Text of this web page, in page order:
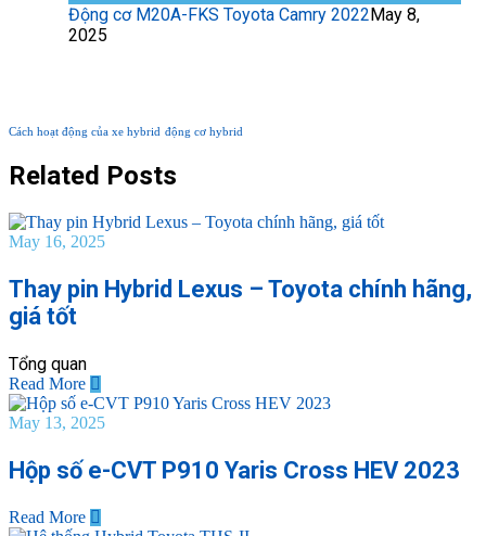
Động cơ M20A-FKS Toyota Camry 2022 May 8,
2025
Cách hoạt động của xe hybrid động cơ hybrid
Related Posts
May 16, 2025
Thay pin Hybrid Lexus – Toyota chính hãng,
giá tốt
Tổng quan
Read More
May 13, 2025
Hộp số e-CVT P910 Yaris Cross HEV 2023
Read More